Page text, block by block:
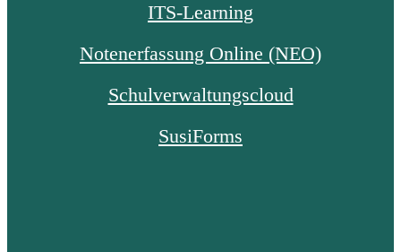
ITS-Learning
Notenerfassung Online (NEO)
Schulverwaltungscloud
SusiForms